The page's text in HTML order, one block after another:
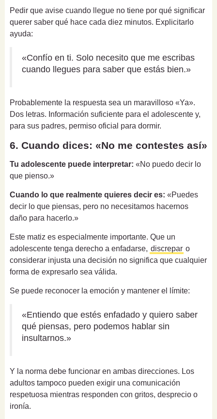
Pedir que avise cuando llegue no tiene por qué significar
querer saber qué hace cada diez minutos. Explicitarlo
ayuda:
«Confío en ti. Solo necesito que me escribas
cuando llegues para saber que estás bien.»
Probablemente la respuesta sea un maravilloso «Ya».
Dos letras. Información suficiente para el adolescente y,
para sus padres, permiso oficial para dormir.
6. Cuando dices: «No me contestes así»
Tu adolescente puede interpretar: «No puedo decir lo
que pienso.»
Cuando lo que realmente quieres decir es: «Puedes
decir lo que piensas, pero no necesitamos hacernos
daño para hacerlo.»
Este matiz es especialmente importante. Que un
adolescente tenga derecho a enfadarse, discrepar o
considerar injusta una decisión no significa que cualquier
forma de expresarlo sea válida.
Se puede reconocer la emoción y mantener el límite:
«Entiendo que estés enfadado y quiero saber
qué piensas, pero podemos hablar sin
insultarnos.»
Y la norma debe funcionar en ambas direcciones. Los
adultos tampoco pueden exigir una comunicación
respetuosa mientras responden con gritos, desprecio o
ironía.